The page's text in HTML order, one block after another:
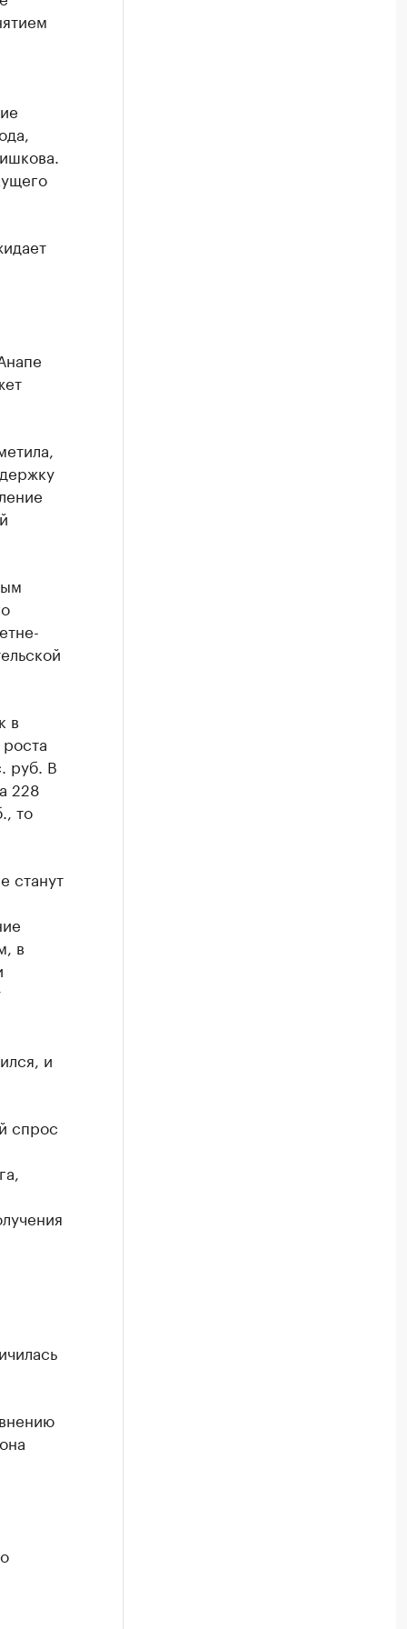
в
руб. В
228
то
станут
в
и
спрос